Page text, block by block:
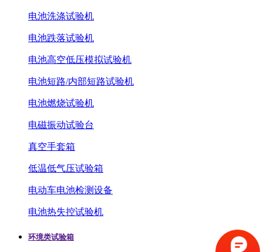
电池洗涤试验机
电池跌落试验机
电池高空低压模拟试验机
电池短路/内部短路试验机
电池燃烧试验机
电磁振动试验台
真空手套箱
低温低气压试验箱
电动车电池检测设备
电池热失控试验机
环境类试验箱